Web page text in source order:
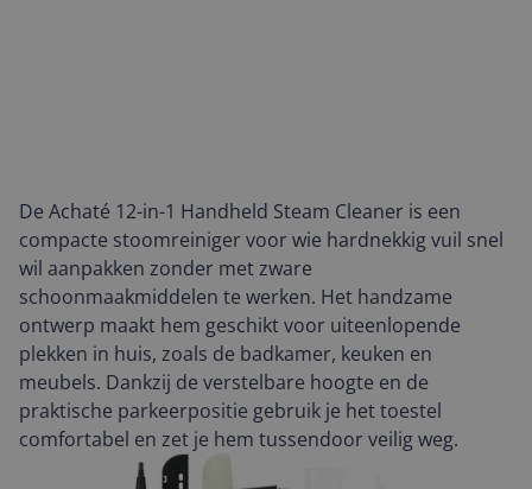
De Achaté 12-in-1 Handheld Steam Cleaner is een
compacte stoomreiniger voor wie hardnekkig vuil snel
wil aanpakken zonder met zware
schoonmaakmiddelen te werken. Het handzame
ontwerp maakt hem geschikt voor uiteenlopende
plekken in huis, zoals de badkamer, keuken en
meubels. Dankzij de verstelbare hoogte en de
praktische parkeerpositie gebruik je het toestel
comfortabel en zet je hem tussendoor veilig weg.